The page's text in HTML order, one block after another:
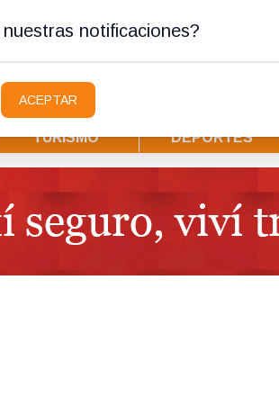
TURISMO DEPORTES
notificaciones?
ACEPTAR